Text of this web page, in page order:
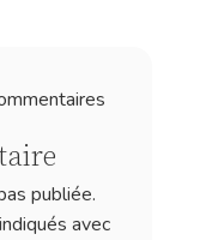
publiée.
avec